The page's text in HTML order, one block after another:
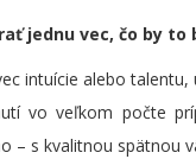
jednu vec, čo by to
intuície alebo
vo veľkom počte
– s kvalitnou